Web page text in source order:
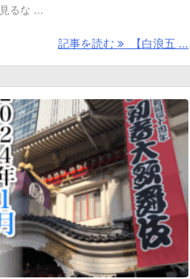
るな ...
記事を読む 【白浪五 ...